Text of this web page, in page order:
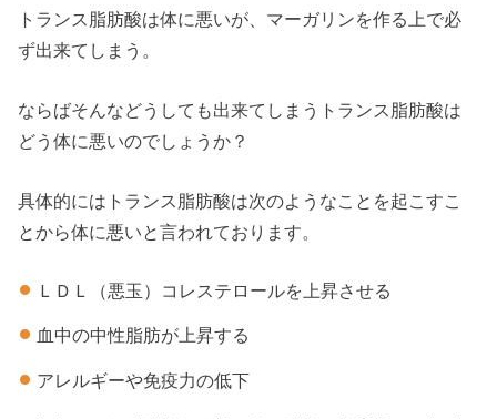
トランス脂肪酸は体に悪いが、マーガリンを作る上で必
ず出来てしまう。
ならばそんなどうしても出来てしまうトランス脂肪酸は
どう体に悪いのでしょうか？
具体的にはトランス脂肪酸は次のようなことを起こすこ
とから体に悪いと言われております。
ＬＤＬ（悪玉）コレステロールを上昇させる
血中の中性脂肪が上昇する
アレルギーや免疫力の低下